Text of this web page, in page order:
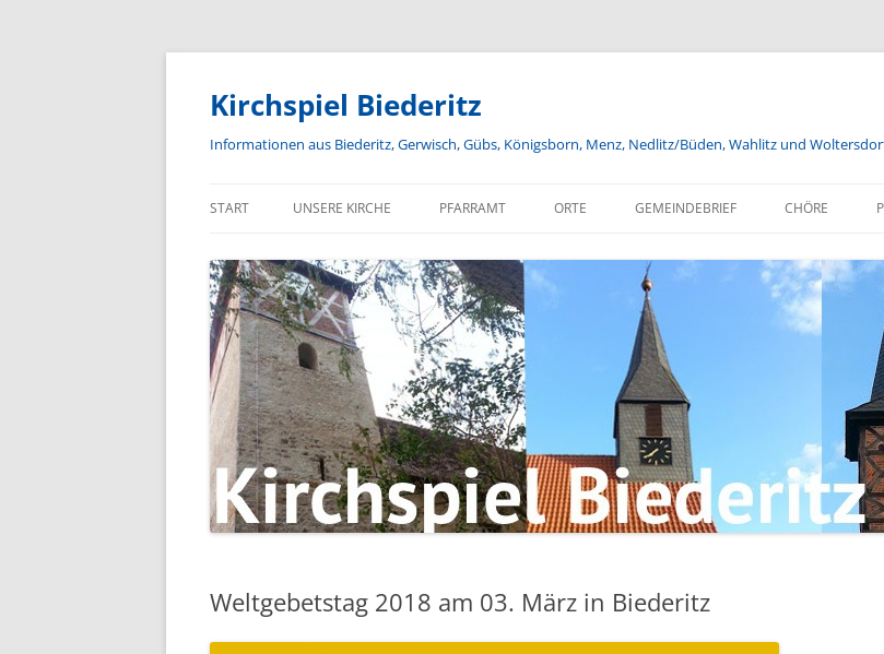
Zum
springen
Kirchspiel Biederitz
Informationen aus Biederitz, Gerwisch, Gübs, Königsborn, Menz, Nedlitz/Büden, Wahlitz und
START UNSERE KIRCHE
JUNGE GEMEINDE JUGENDGOTTESDIENST
SENIORENTREFF
VERANSTALTUNGEN DER
HERBSTASTERN
PFARRAMT ORTE GEMEINDEBRIEF CHÖRE
Weltgebetstag 2018 am 03. März in Biederitz